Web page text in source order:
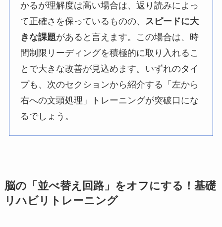
かるが理解度は高い場合は、返り読みによっ
て正確さを保っているものの、 スピードに大
きな課題があると言えます。この場合は、時
間制限リーディングを積極的に取り入れるこ
とで大きな改善が見込めます。いずれのタイ
プも、次のセクションから紹介する「左から
右への文頭処理」トレーニングが突破口にな
るでしょう。
脳の「並べ替え回路」をオフにする！基礎
リハビリトレーニング